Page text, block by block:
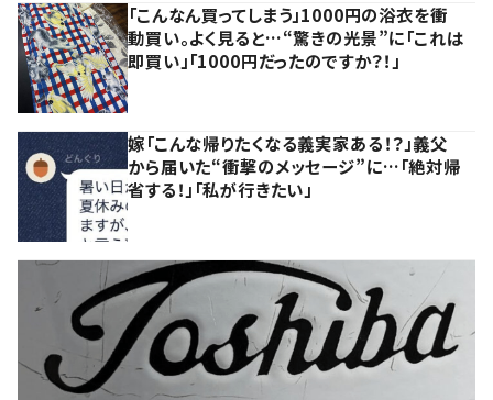
「こんなん買ってしまう」1000円の浴衣を衝
動買い。よく見ると…“驚きの光景”に「これは
即買い」「1000円だったのですか？！」
嫁「こんな帰りたくなる義実家ある！？」義父
から届いた“衝撃のメッセージ”に…「絶対帰
省する！」「私が行きたい」